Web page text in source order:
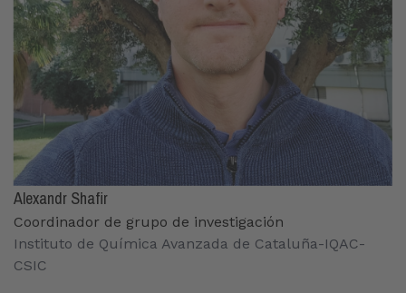
Alexandr Shafir
Coordinador de grupo de investigación
Instituto de Química Avanzada de Cataluña-IQAC-
CSIC